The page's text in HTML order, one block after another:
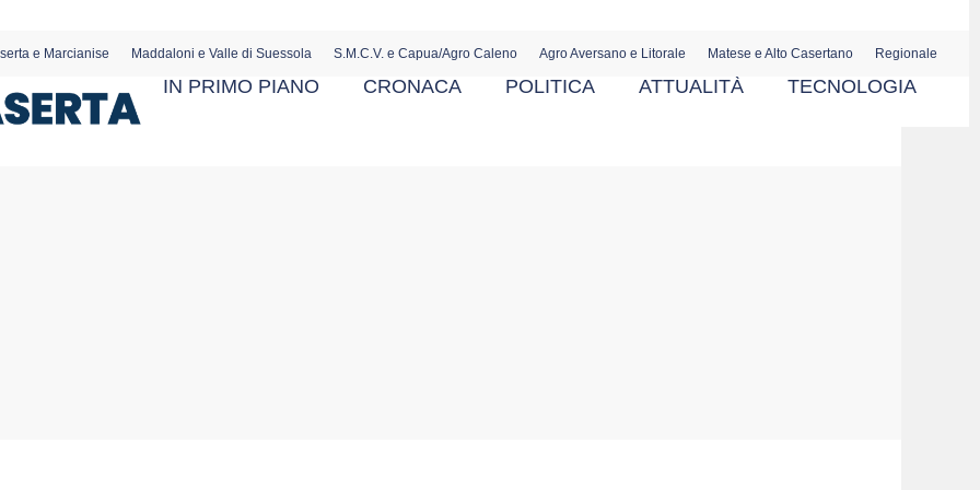
e Marcianise Maddaloni e Valle di Suessola S.M.C.V. e Capua/Agro Caleno Agro Aversano e Litorale Matese e Alto Casertano Regionale
IN PRIMO PIANO CRONACA POLITICA ATTUALITÀ TECNOLOGIA